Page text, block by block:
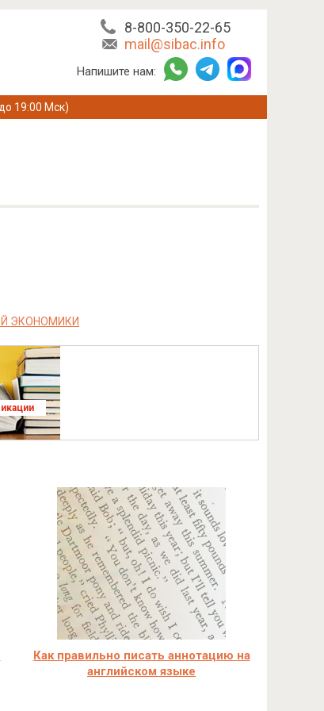
8-800-350-22-65
mail@sibac.info
Напишите нам:
19:00 Мск)
ЭКОНОМИКИ
Как правильно писать аннотацию на
английском языке